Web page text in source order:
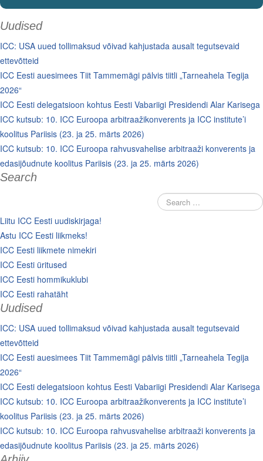
Uudised
ICC: USA uued tollimaksud võivad kahjustada ausalt tegutsevaid
ettevõtteid
ICC Eesti auesimees Tiit Tammemägi pälvis tiitli „Tarneahela Tegija
2026“
ICC Eesti delegatsioon kohtus Eesti Vabariigi Presidendi Alar Karisega
ICC kutsub: 10. ICC Euroopa arbitraažikonverents ja ICC institute’i
koolitus Pariisis (23. ja 25. märts 2026)
ICC kutsub: 10. ICC Euroopa rahvusvahelise arbitraaži konverents ja
edasijõudnute koolitus Pariisis (23. ja 25. märts 2026)
Search
Liitu ICC Eesti uudiskirjaga!
Astu ICC Eesti liikmeks!
ICC Eesti liikmete nimekiri
ICC Eesti üritused
ICC Eesti hommikuklubi
ICC Eesti rahatäht
Uudised
ICC: USA uued tollimaksud võivad kahjustada ausalt tegutsevaid
ettevõtteid
ICC Eesti auesimees Tiit Tammemägi pälvis tiitli „Tarneahela Tegija
2026“
ICC Eesti delegatsioon kohtus Eesti Vabariigi Presidendi Alar Karisega
ICC kutsub: 10. ICC Euroopa arbitraažikonverents ja ICC institute’i
koolitus Pariisis (23. ja 25. märts 2026)
ICC kutsub: 10. ICC Euroopa rahvusvahelise arbitraaži konverents ja
edasijõudnute koolitus Pariisis (23. ja 25. märts 2026)